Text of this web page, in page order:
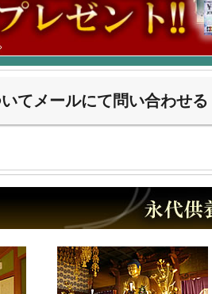
てメールにて問い合わせる